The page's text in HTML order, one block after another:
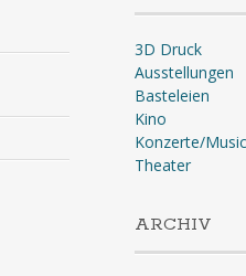
3D Druck
Ausstellungen
Basteleien
Kino
Konzerte/
Theater
ARCHIV